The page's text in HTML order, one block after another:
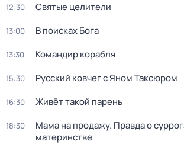
12:30 Святые целители
13:00 В поисках Бога
13:30 Командир корабля
15:30 Русский ковчег с Яном Таксюром
16:30 Живёт такой парень
18:30
Мама на продажу. Правда о
материнстве